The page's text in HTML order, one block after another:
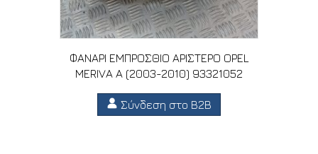
ΦΑΝΑΡΙ ΕΜΠΡΟΣΘΙΟ ΑΡΙΣΤΕΡΟ OPEL
MERIVA A (2003-2010) 93321052
Σύνδεση στο B2B